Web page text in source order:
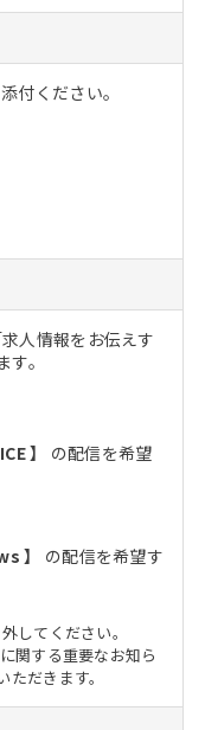
付ください。
人情報をお伝えす
。
】
の配信を希望
】
の配信を希望す
してください。
関する重要なお知ら
だきます。